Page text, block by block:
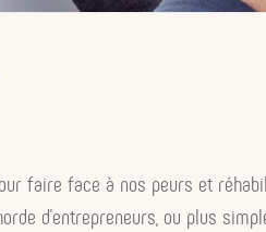
faire face à nos peurs et
d’entrepreneurs, ou plus